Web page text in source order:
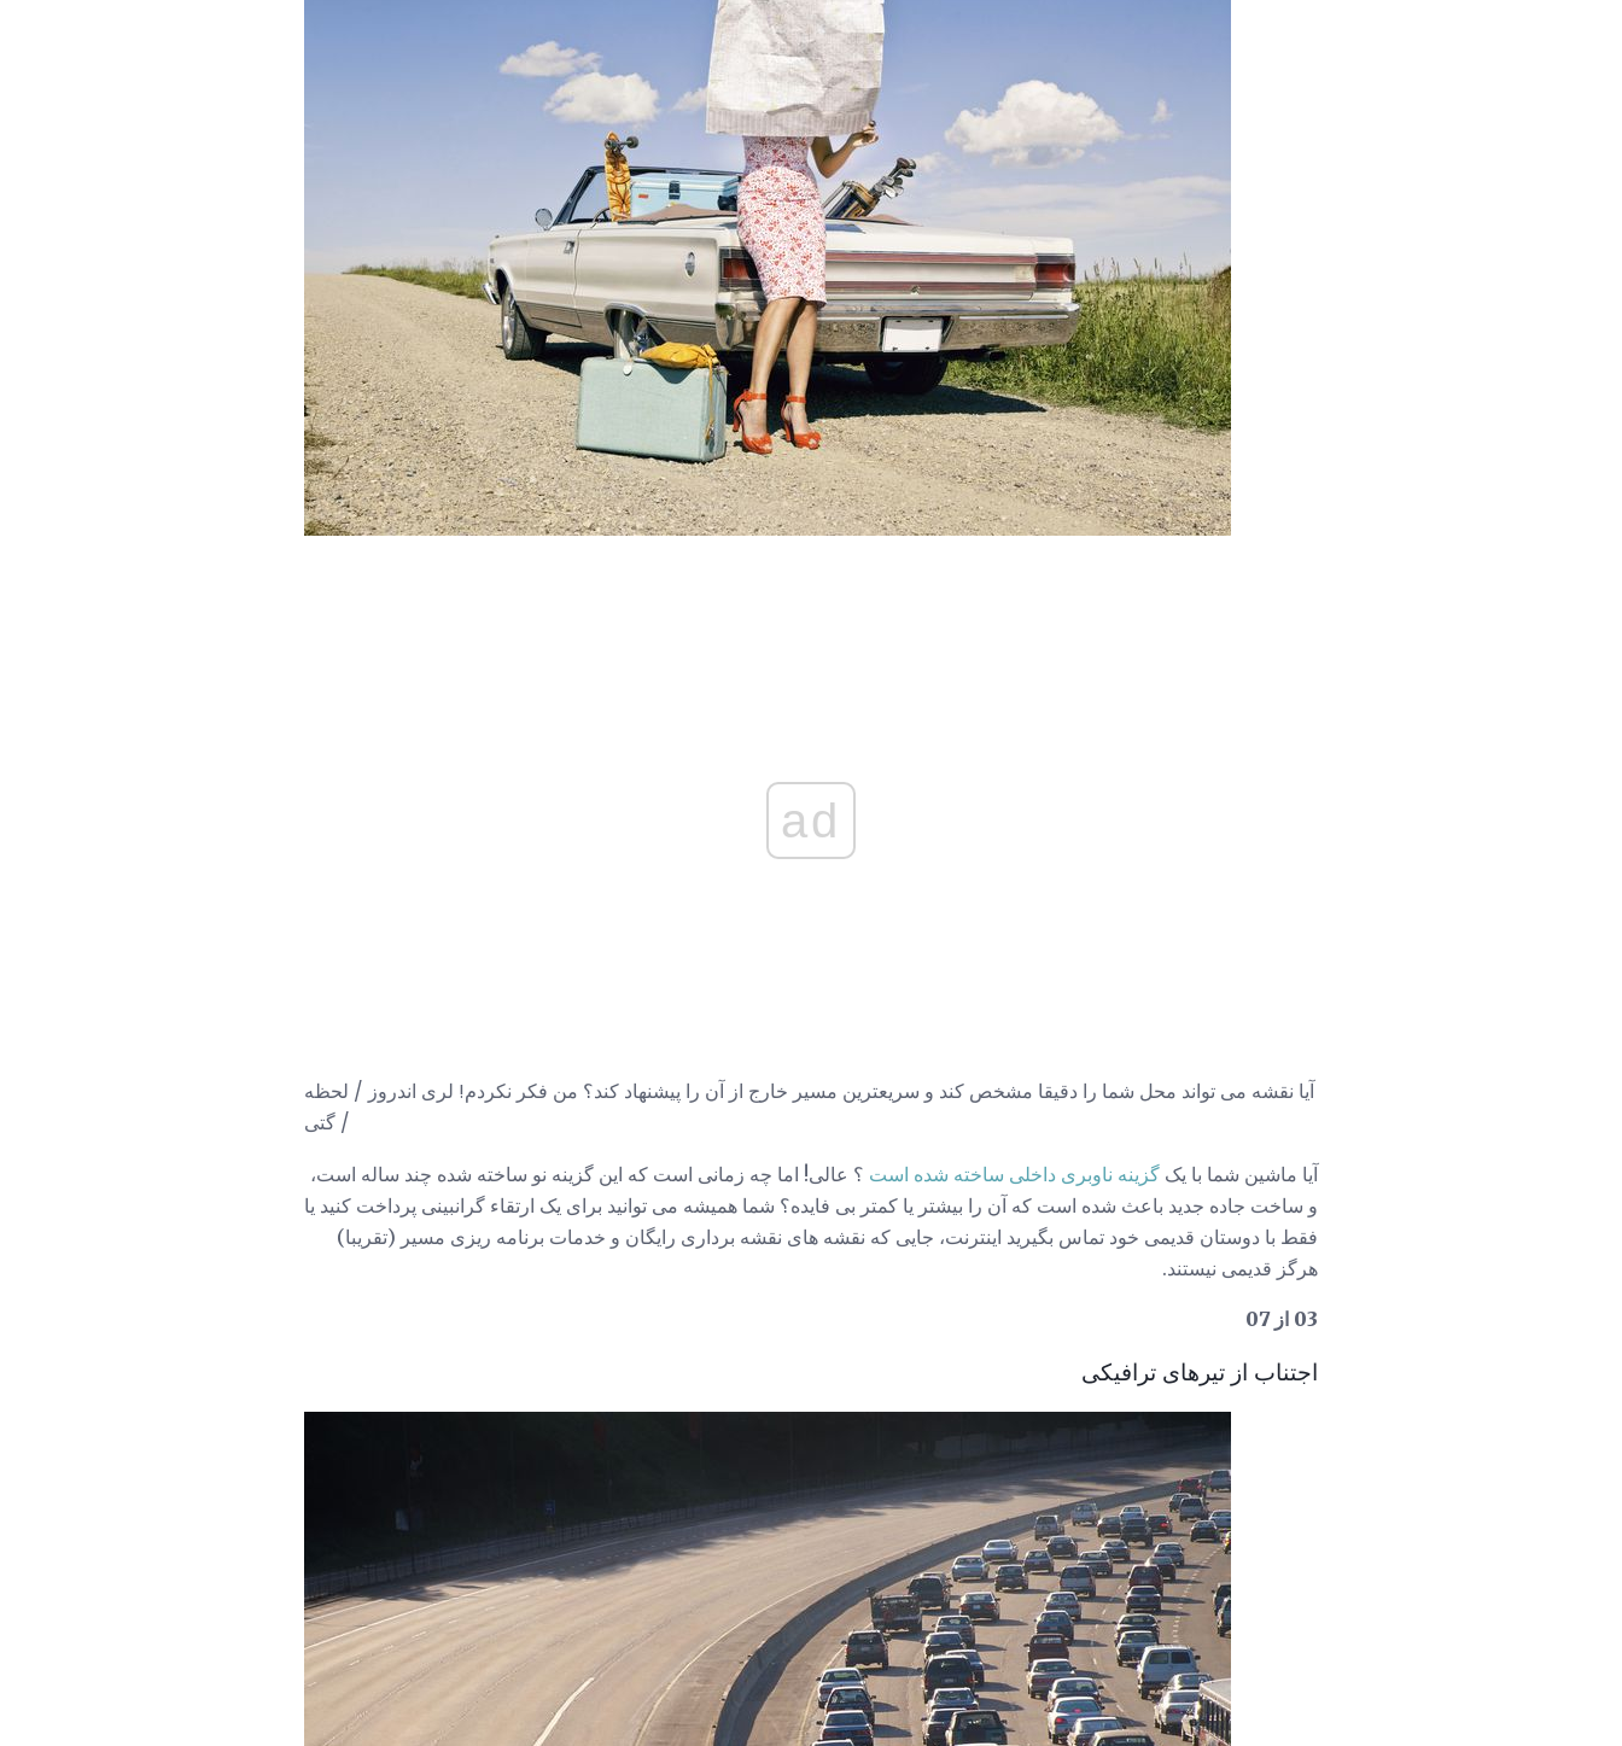
ad
آیا نقشه می تواند محل شما را دقیقا مشخص کند و سریعترین مسیر خارج از آن را پیشنهاد کند؟ من فکر نکردم! لری اندروز / لحظه
/ گتی
آیا ماشین شما با یک گزینه ناوبری داخلی ساخته شده است ؟ عالی! اما چه زمانی است که این گزینه نو ساخته شده چند ساله است،
و ساخت جاده جدید باعث شده است که آن را بیشتر یا کمتر بی فایده؟ شما همیشه می توانید برای یک ارتقاء گرانبینی پرداخت کنید یا
فقط با دوستان قدیمی خود تماس بگیرید اینترنت، جایی که نقشه های نقشه برداری رایگان و خدمات برنامه ریزی مسیر (تقریبا)
هرگز قدیمی نیستند.
03 از 07
اجتناب از تیرهای ترافیکی